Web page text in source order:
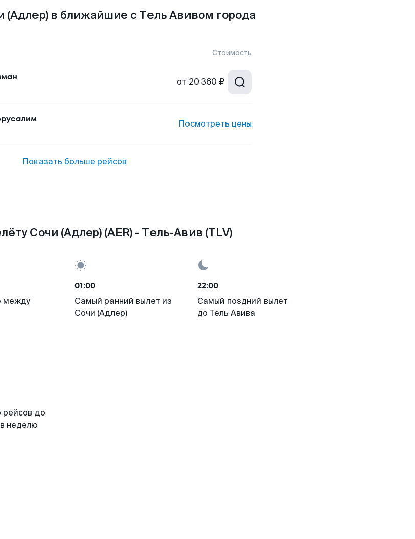
(Адлер) в ближайшие с Тель Авивом города
Стоимость
от 20 360 ₽
Посмотреть цены
Показать больше рейсов
Сочи (Адлер) (AER) - Тель-Авив (TLV)
между
01:00
Самый ранний вылет из
Сочи (Адлер)
22:00
Самый поздний вылет
до Тель Авива
рейсов до
неделю